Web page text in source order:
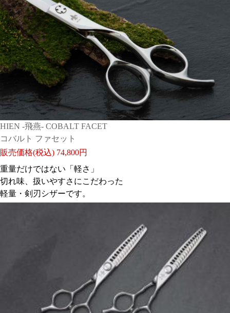
も付いてましたので切れ感が気になり出したら使いたい
と思います。
本当におすすめです
日付：2026/05/12 投稿者： UI10W
おすすめレベル：
★★★★
いいはさみです!力強くスパッときれます!!
普通剣刃は刃が厚くて重いイメージですが、これは刃が
薄めなので軽くて使いやすいです。
HIEN -飛燕- COBALT FACET
コバルト ファセット
販売価格(税込) 74,800円
重量だけではない「軽さ」
切れ味、扱いやすさにこだわった
軽量・剣刃シザーです。